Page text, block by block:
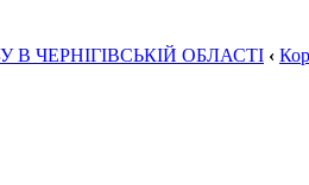
ЧЕРНІГІВСЬКІЙ ОБЛАСТІ ‹